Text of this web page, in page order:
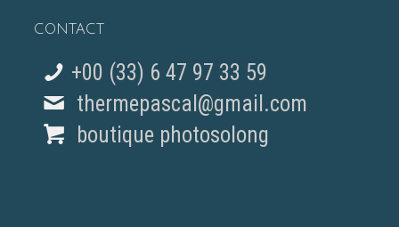
CONTACT
+00 (33) 6 47 97 33 59
thermepascal@gmail.com
boutique photosolong